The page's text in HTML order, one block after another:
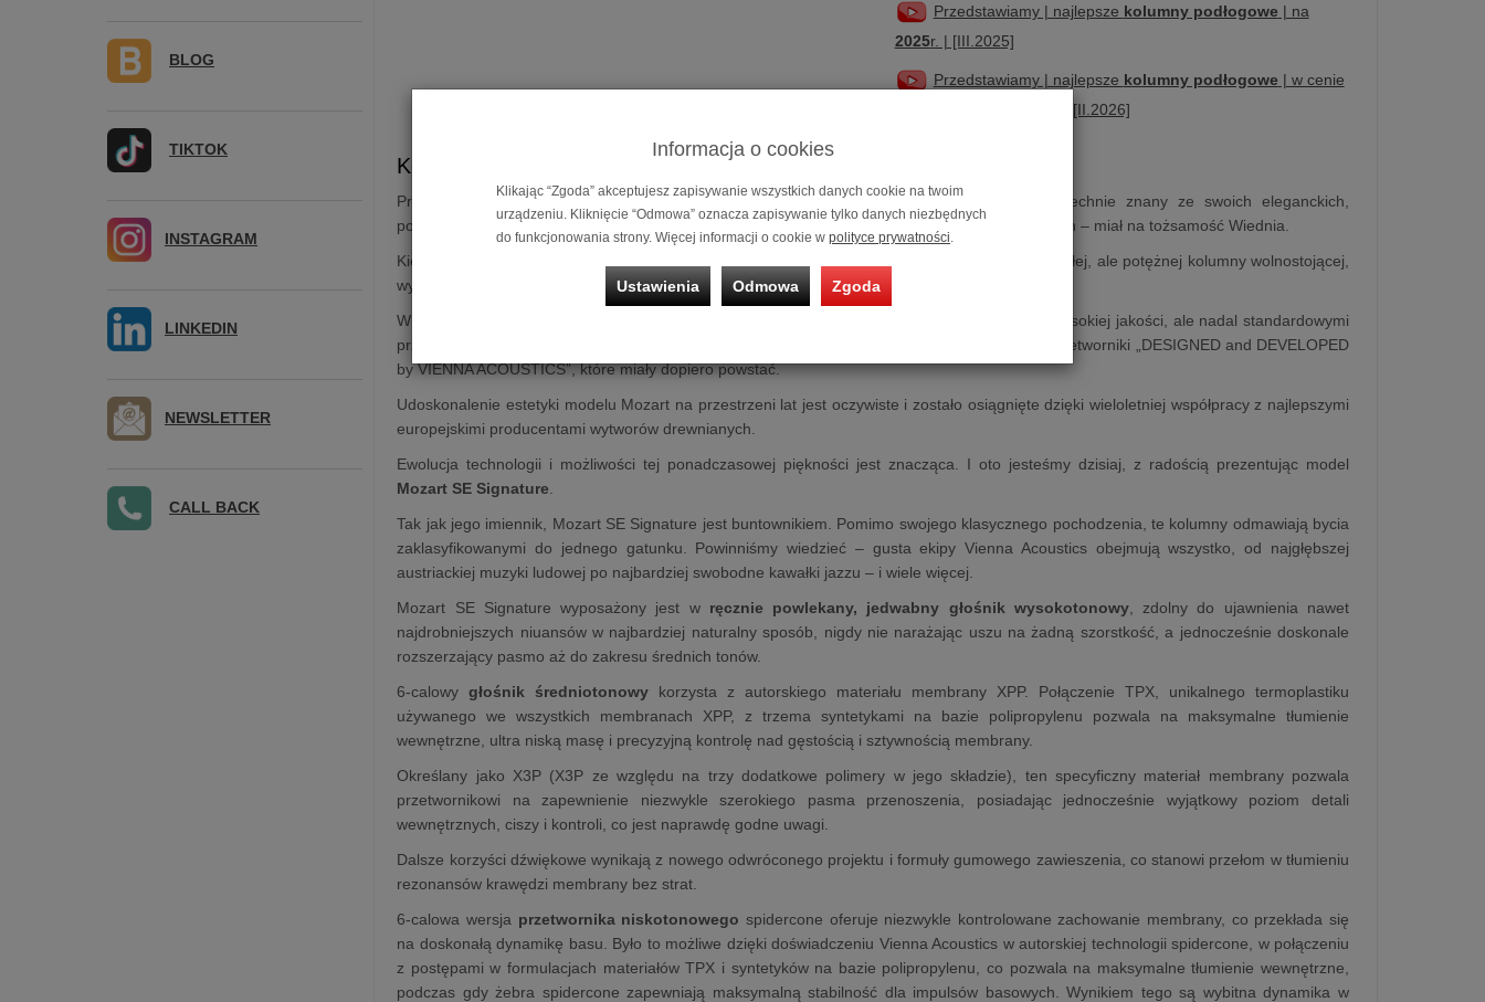
Przedstawiamy | najlepsze kolumny podłogowe | na
2025r. | [III.2025]
Przedstawiamy | najlepsze kolumny podłogowe | w cenie
| [II.2026]
Kolumna podłogowa Vienna Acoustics Mozart SE Signature
Praktycznie niemożliwe jest wyrażenie wpływu, jaki Wolfgang Amadeusz Mozart – powszechnie znany ze swoich eleganckich,
poruszających linii melodycznych, opartych na subtelnie wyrafinowanych strukturach muzycznych – miał na tożsamość Wiednia.
Kiedy Peter Gansterer w 1990 roku rozpoczął realizację swojej pierwszej wizji eleganckiej, smukłej, ale potężnej kolumny wolnostojącej,
wybór nazwy odbył się z pełną świadomością.
W początkowych próbach Peter współpracował z lokalnymi stolarzami i musiał zadowolić się wysokiej jakości, ale nadal standardowymi
przetwornikami. Nie trzeba dodawać, że te dni położyły fundamenty pod liczne, ekskluzywne przetworniki „DESIGNED and DEVELOPED
by VIENNA ACOUSTICS”, które miały dopiero powstać.
Udoskonalenie estetyki modelu Mozart na przestrzeni lat jest oczywiste i zostało osiągnięte dzięki wieloletniej współpracy z najlepszymi
europejskimi producentami wytworów drewnianych.
Ewolucja technologii i możliwości tej ponadczasowej piękności jest znacząca. I oto jesteśmy dzisiaj, z radością prezentując model
Mozart SE Signature
Tak jak jego imiennik, Mozart SE Signature jest buntownikiem. Pomimo swojego klasycznego pochodzenia, te kolumny odmawiają bycia
zaklasyfikowanymi do jednego gatunku. Powinniśmy wiedzieć – gusta ekipy Vienna Acoustics obejmują wszystko, od najgłębszej
austriackiej muzyki ludowej po najbardziej swobodne kawałki jazzu – i wiele więcej.
Mozart SE Signature wyposażony jest w ręcznie powlekany, jedwabny głośnik wysokotonowy, zdolny do ujawnienia nawet
najdrobniejszych niuansów w najbardziej naturalny sposób, nigdy nie narażając uszu na żadną szorstkość, a jednocześnie doskonale
rozszerzający pasmo aż do zakresu średnich tonów.
6-calowygłośnik średniotonowy korzysta z autorskiego materiału membrany XPP. Połączenie TPX, unikalnego termoplastiku
używanego we wszystkich membranach XPP, z trzema syntetykami na bazie polipropylenu pozwala na maksymalne tłumienie
wewnętrzne, ultra niską masę i precyzyjną kontrolę nad gęstością i sztywnością membrany.
Określany jako X3P (X3P ze względu na trzy dodatkowe polimery w jego składzie), ten specyficzny materiał membrany pozwala
przetwornikowi na zapewnienie niezwykle szerokiego pasma przenoszenia, posiadając jednocześnie wyjątkowy poziom detali
wewnętrznych, ciszy i kontroli, co jest naprawdę godne uwagi.
Dalsze korzyści dźwiękowe wynikają z nowego odwróconego projektu i formuły gumowego zawieszenia, co stanowi przełom w tłumieniu
rezonansów krawędzi membrany bez strat.
6-calowa wersja przetwornika niskotonowego spidercone oferuje niezwykle kontrolowane zachowanie membrany, co przekłada się
na doskonałą dynamikę basu. Było to możliwe dzięki doświadczeniu Vienna Acoustics w autorskiej technologii spidercone, w połączeniu
z postępami w formulacjach materiałów TPX i syntetyków na bazie polipropylenu, co pozwala na maksymalne tłumienie wewnętrzne,
podczas gdy żebra spidercone zapewniają maksymalną stabilność dla impulsów basowych. Wynikiem tego są wybitna dynamika w
BLOG
TIKTOK
INSTAGRAM
LINKEDIN
NEWSLETTER
CALL BACK
Informacja o cookies
Klikając “Zgoda” akceptujesz zapisywanie wszystkich danych cookie na twoim
urządzeniu. Kliknięcie “Odmowa” oznacza zapisywanie tylko danych niezbędnych
do funkcjonowania strony. Więcej informacji o cookie w polityce prywatności.
Ustawienia Odmowa Zgoda